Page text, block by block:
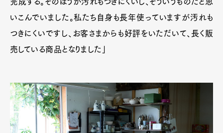
いこんでいました。私たち自身も長年使っていますが汚れも
つきにくいですし、お客さまからも好評をいただいて、長く販
売している商品となりました」